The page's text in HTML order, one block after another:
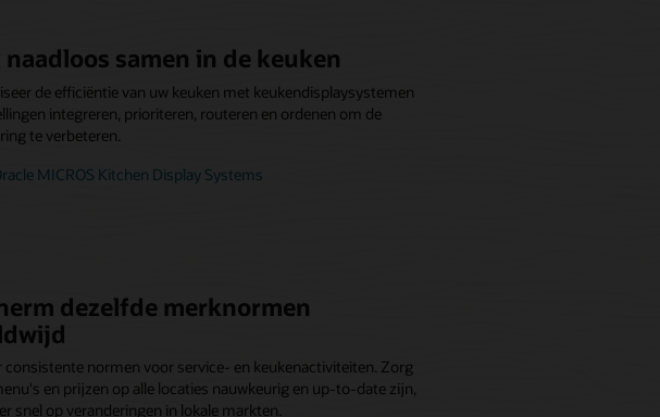
naadloos samen in de keuken
de efficiëntie van uw keuken met keukendisplaysystemen
integreren, prioriteren, routeren en ordenen om de
te verbeteren.
MICROS Kitchen Display Systems
dezelfde merknormen
consistente normen voor service- en keukenactiviteiten. Zorg
en prijzen op alle locaties nauwkeurig en up-to-date zijn,
snel op veranderingen in lokale markten.